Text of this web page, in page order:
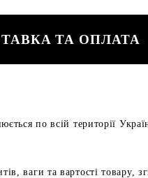
ТА ОПЛАТА
по всій території
ваги та вартості товару,